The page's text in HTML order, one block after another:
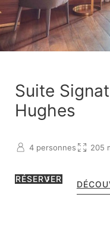
Suite
Hughes
4 personnes 205
RÉSERVER